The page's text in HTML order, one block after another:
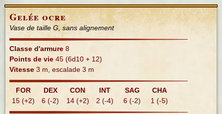
Gelée ocre
Vase de taille G, sans alignement
Classe d'armure 8
Points de vie 45 (6d10 + 12)
Vitesse 3 m, escalade 3 m
FOR
15 (+2)
DEX
6 (-2)
CON
14 (+2)
INT
2 (-4)
SAG
6 (-2)
CHA
1 (-5)